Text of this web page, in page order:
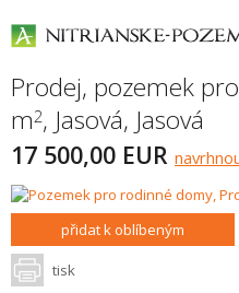
Prodej, pozemek
m2, Jasová, Jasová
17 500,00 EUR
přidat k oblíbeným
tisk